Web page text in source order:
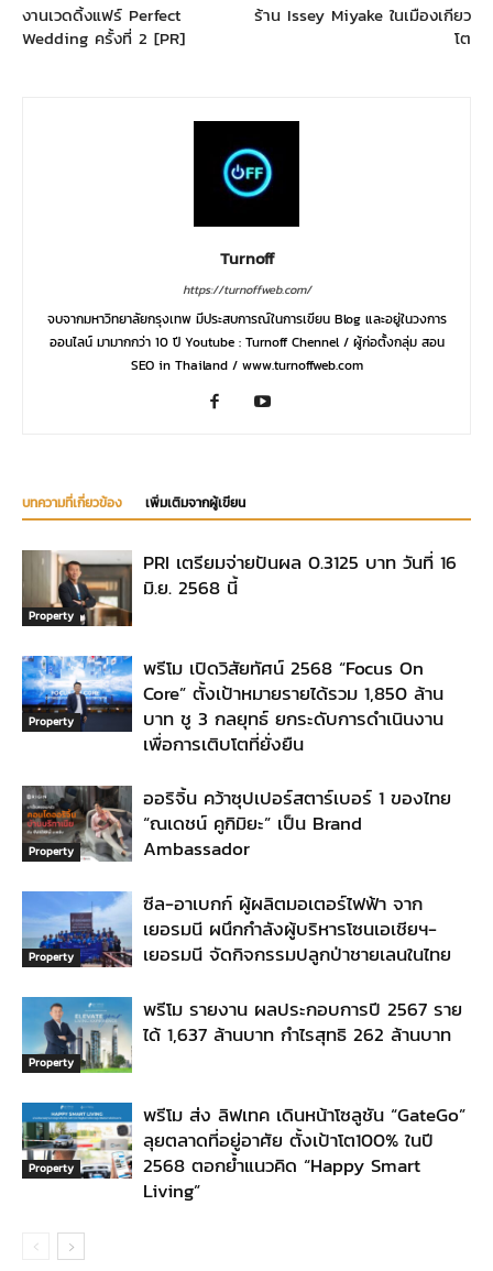
งานเวดดิ้งแฟร์ Perfect
Wedding ครั้งที่ 2 [PR]
ร้าน Issey Miyake ในเมืองเกียว
โต
Turnoff
https://turnoffweb.com/
จบจากมหาวิทยาลัยกรุงเทพ มีประสบการณ์ในการเขียน Blog และอยู่ในวงการ
ออนไลน์ มามากกว่า 10 ปี Youtube : Turnoff Chennel / ผู้ก่อตั้งกลุ่ม สอน
SEO in Thailand / www.turnoffweb.com
บทความที่เกี่ยวข้อง เพิ่มเติมจากผู้เขียน
Property
PRI เตรียมจ่ายปันผล 0.3125 บาท วันที่ 16
มิ.ย. 2568 นี้
Property
พรีโม เปิดวิสัยทัศน์ 2568 “Focus On
Core” ตั้งเป้าหมายรายได้รวม 1,850 ล้าน
บาท ชู 3 กลยุทธ์ ยกระดับการดำเนินงาน
เพื่อการเติบโตที่ยั่งยืน
Property
ออริจิ้น คว้าซุปเปอร์สตาร์เบอร์ 1 ของไทย
“ณเดชน์ คูกิมิยะ” เป็น Brand
Ambassador
Property
ซีล-อาเบกก์ ผู้ผลิตมอเตอร์ไฟฟ้า จาก
เยอรมนี ผนึกกำลังผู้บริหารโซนเอเชียฯ-
เยอรมนี จัดกิจกรรมปลูกป่าชายเลนในไทย
Property
พรีโม รายงาน ผลประกอบการปี 2567 ราย
ได้ 1,637 ล้านบาท กำไรสุทธิ 262 ล้านบาท
Property
พรีโม ส่ง ลิฟเทค เดินหน้าโซลูชัน “GateGo”
ลุยตลาดที่อยู่อาศัย ตั้งเป้าโต100% ในปี
2568 ตอกย้ำแนวคิด “Happy Smart
Living”